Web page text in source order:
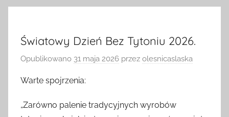
Światowy Dzień Bez Tytoniu 2026.
Opublikowano 31 maja 2026 przez olesnicaslaska
Warte spojrzenia:
„Zarówno palenie tradycyjnych wyrobów